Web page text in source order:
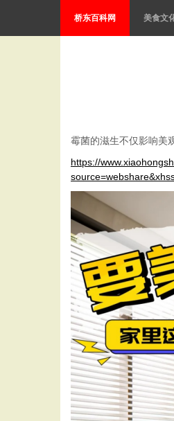
桥东百科网 美食文
霉菌的滋生不仅影响美
https://